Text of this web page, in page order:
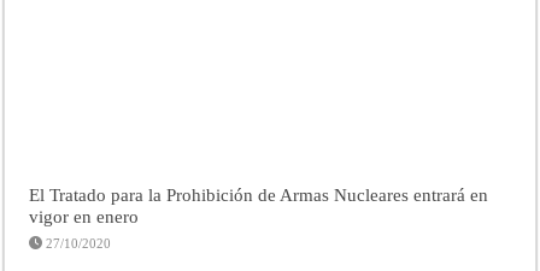
El Tratado para la Prohibición de Armas Nucleares entrará en
vigor en enero
27/10/2020